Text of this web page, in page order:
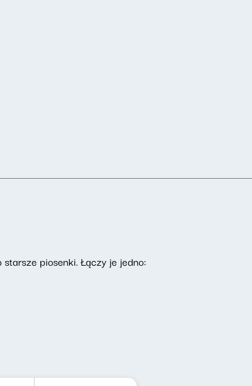
piosenki. Łączy je jedno: